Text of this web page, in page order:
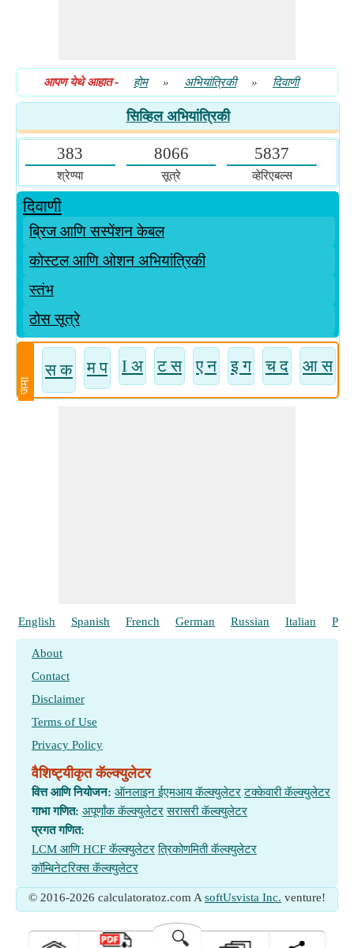
हायड्रॉलिक्स आणि वॉटरवर्क्स
आपण येथे आहात- होम » अभियांत्रिकी » दिवाणी
सिव्हिल अभियांत्रिकी
383
श्रेण्या
8066
सूत्रे
5837
व्हेरिएबल्स
दिवाणी
ब्रिज आणि सस्पेंशन केबल
कोस्टल आणि ओशन अभियांत्रिकी
स्तंभ
ठोस सूत्रे
बांधकाम सराव, नियोजन आणि व्यवस्थापन
स्टील स्ट्रक्चर्सची रचना
सर्वेक्षण सर्वेक्षण
इमारती लाकूड अभियांत्रिकी
परिवहन अभियांत्रिकी
जमा
स क म प I अ ट स ए न इ ग च द आ स
English Spanish French German Russian Italian
About
Contact
Disclaimer
Terms of Use
Privacy Policy
वैशिष्ट्यीकृत कॅल्क्युलेटर
वित्त आणि नियोजन: ऑनलाइन ईएमआय कॅल्क्युलेटर टक्केवारी कॅल्क्युलेटर
गाभा गणित: अपूर्णांक कॅल्क्युलेटर सरासरी कॅल्क्युलेटर
प्रगत गणित:
LCM आणि HCF कॅल्क्युलेटर त्रिकोणमिती कॅल्क्युलेटर
कॉम्बिनेटरिक्स कॅल्क्युलेटर
© 2016-2026 calculatoratoz.com A softUsvista Inc. venture!
🔍